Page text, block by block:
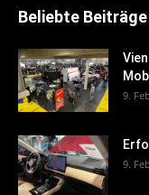
Beliebte Beiträge
9.
9.